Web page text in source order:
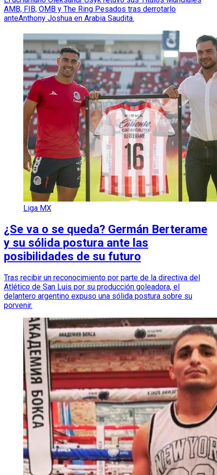
AMB, FIB, OMB y The Ring Pesados tras derrotarlo
anteAnthony Joshua en Arabia Saudita.
Liga MX
¿Se va o se queda? Germán Berterame
y su sólida postura ante las
posibilidades de su futuro
Tras recibir un reconocimiento por parte de la directiva del
Atlético de San Luis por su producción goleadora, el
delantero argentino expuso una sólida postura sobre su
porvenir.